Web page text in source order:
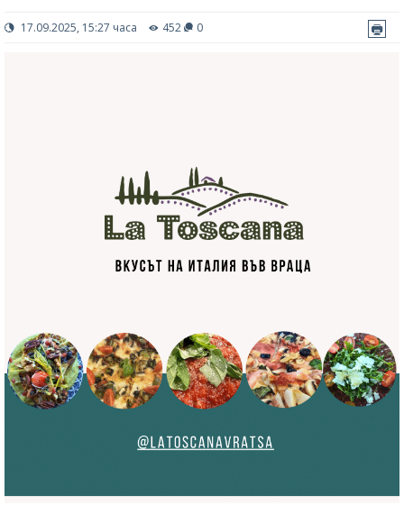
17.09.2025, 15:27 часа 452 0